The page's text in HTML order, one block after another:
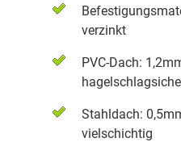
verzinkt
PVC-Dach:
Stahldach:
vielschichtig